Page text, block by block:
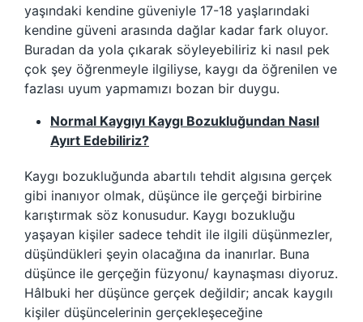
yaşındaki kendine güveniyle 17-18 yaşlarındaki
kendine güveni arasında dağlar kadar fark oluyor.
Buradan da yola çıkarak söyleyebiliriz ki nasıl pek
çok şey öğrenmeyle ilgiliyse, kaygı da öğrenilen ve
fazlası uyum yapmamızı bozan bir duygu.
Normal Kaygıyı Kaygı Bozukluğundan Nasıl
Ayırt Edebiliriz?
Kaygı bozukluğunda abartılı tehdit algısına gerçek
gibi inanıyor olmak, düşünce ile gerçeği birbirine
karıştırmak söz konusudur. Kaygı bozukluğu
yaşayan kişiler sadece tehdit ile ilgili düşünmezler,
düşündükleri şeyin olacağına da inanırlar. Buna
düşünce ile gerçeğin füzyonu/ kaynaşması diyoruz.
Hâlbuki her düşünce gerçek değildir; ancak kaygılı
kişiler düşüncelerinin gerçekleşeceğine